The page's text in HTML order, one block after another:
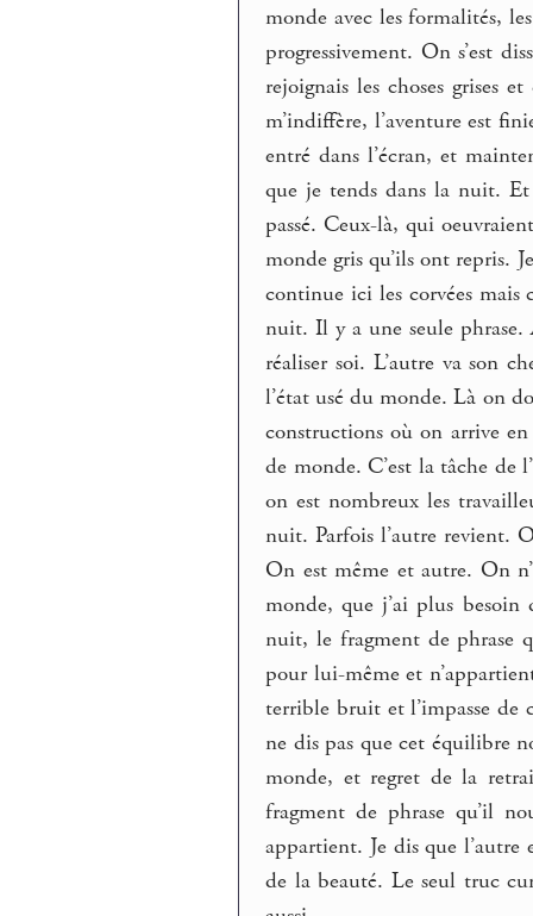
monde avec les formalités,
progressivement. On s’est
rejoignais les choses grises
m’indiffère, l’aventure est
entré dans l’écran, et
que je tends dans la nuit. Et
passé. Ceux-là, qui
monde gris qu’ils ont repris.
continue ici les corvées mais
nuit. Il y a une seule
réaliser soi. L’autre va son
l’état usé du monde. Là on
constructions où on arrive en
de monde. C’est la tâche de
on est nombreux les
nuit. Parfois l’autre revient.
On est même et autre. On
monde, que j’ai plus
nuit, le fragment de phrase
pour lui-même et
terrible bruit et l’impasse de
ne dis pas que cet équilibre
monde, et regret de la
fragment de phrase qu’il
appartient. Je dis que
de la beauté. Le seul truc